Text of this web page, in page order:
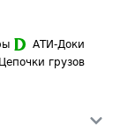
АТИ-Доки
Цепочки грузов